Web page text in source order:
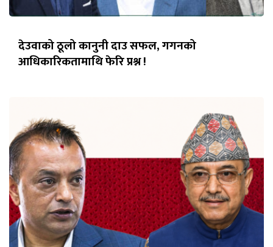
देउवाको ठूलो कानुनी दाउ सफल, गगनको
आधिकारिकतामाथि फेरि प्रश्न !